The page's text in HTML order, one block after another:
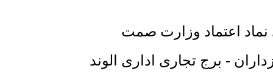
نماد اعتماد وزارت صمت
- برج تجاری اداری الوند